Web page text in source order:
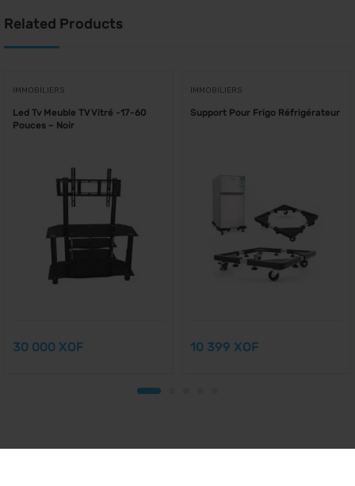
Related Products
IMMOBILIERS
Led Tv Meuble TV Vitré -17-60
Pouces – Noir
30 000
IMMOBILIERS
Support Pour Frigo Réfrigérateur
10 399